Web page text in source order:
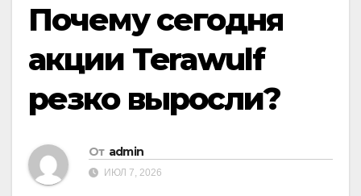
Почему сегодня
акции Terawulf
резко выросли?
От admin
ИЮЛ 7, 2026